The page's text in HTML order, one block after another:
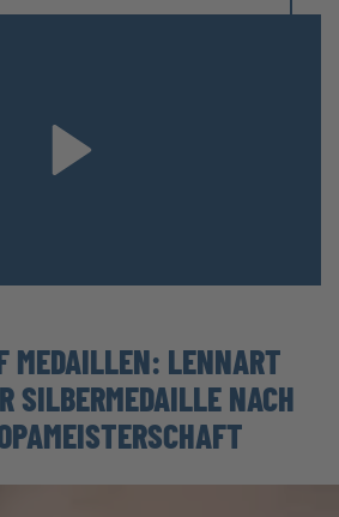
MEDAILLEN: LENNART
SILBERMEDAILLE NACH